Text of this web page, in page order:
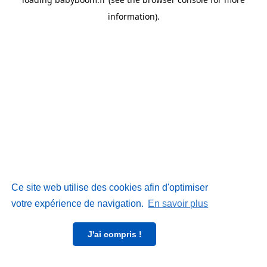
Ce site web utilise des cookies afin d'optimiser
votre expérience de navigation. En savoir plus
J'ai compris !
information).